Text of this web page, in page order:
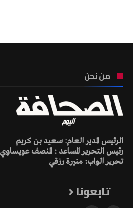
من نحن
الرئيس المدير العام: سعيد بن كريم
رئيس التحرير المساعد : المنصف عويساوي
تحرير الواب: منيرة رزقي
تابعونا